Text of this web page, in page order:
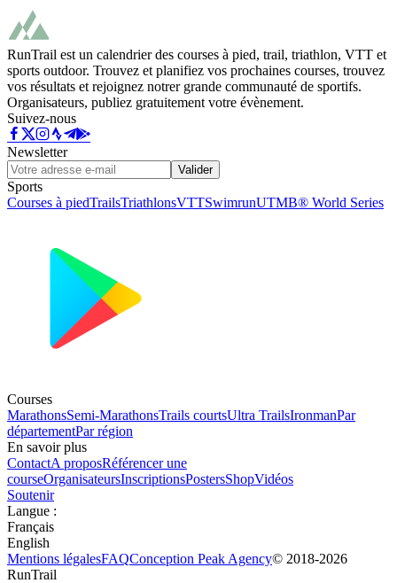
RunTrail est un calendrier des courses à pied, trail, triathlon, VTT et
sports outdoor. Trouvez et planifiez vos prochaines courses, trouvez
vos résultats et rejoignez notrer grande communauté de sportifs.
Organisateurs, publiez gratuitement votre évènement.
Suivez-nous
Newsletter
Valider
Sports
Courses à piedTrailsTriathlonsVTTSwimrunUTMB® World Series
Courses
MarathonsSemi-MarathonsTrails courtsUltra TrailsIronmanPar
départementPar région
En savoir plus
ContactA proposRéférencer une
courseOrganisateursInscriptionsPostersShopVidéos
Soutenir
Langue :
Français
English
Mentions légalesFAQConception Peak Agency© 2018-2026
RunTrail